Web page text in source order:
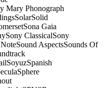
Mary Phonograph
SolarSolid
Sona Gaia
Sony ClassicalSony
Sound AspectsSounds Of
SoyuzSpanish
Sphere